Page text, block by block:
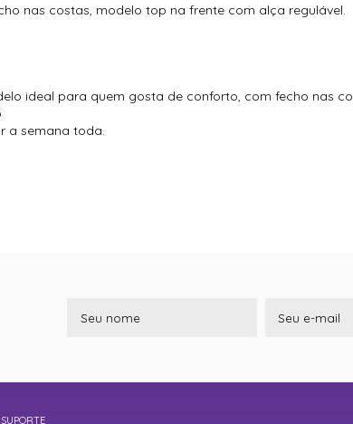
nas costas, modelo top na frente com alça regulável.
ideal para quem gosta de conforto, com fecho nas
a semana toda.
SUPORTE